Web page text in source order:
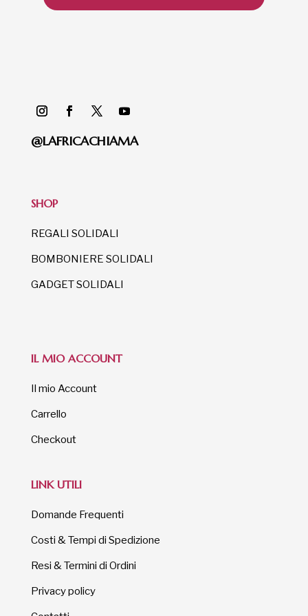
@LAFRICACHIAMA
SHOP
REGALI SOLIDALI
BOMBONIERE SOLIDALI
GADGET SOLIDALI
IL MIO ACCOUNT
Il mio Account
Carrello
Checkout
LINK UTILI
Domande Frequenti
Costi & Tempi di Spedizione
Resi & Termini di Ordini
Privacy policy